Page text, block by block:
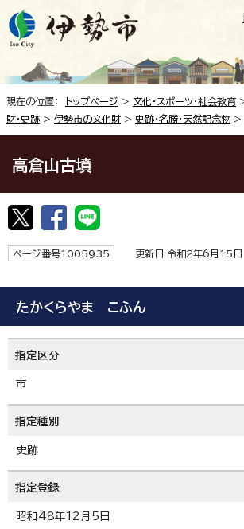
現在の位置： トップページ > 文化・スポーツ・社会教育
財・史跡 > 伊勢市の文化財 > 史跡・名勝・天然記念物 >
高倉山古墳
ページ番号1005935 更新日 令和2年6月15日
たかくらやま こふん
指定区分
市
指定種別
史跡
指定登録
昭和48年12月5日